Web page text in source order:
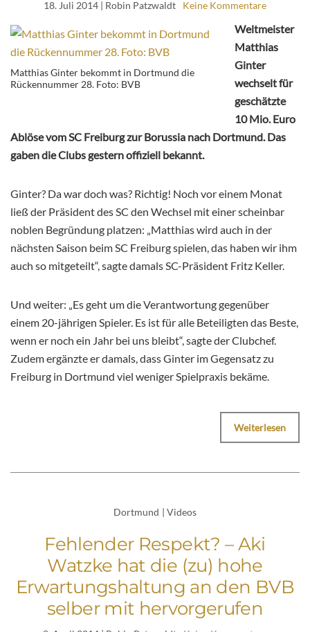
18. Juli 2014 | Robin Patzwaldt Keine Kommentare
Matthias Ginter bekommt in Dortmund die
Rückennummer 28. Foto: BVB
Weltmeister
Matthias
Ginter
wechselt für
geschätzte
10 Mio. Euro
Ablöse vom SC Freiburg zur Borussia nach Dortmund. Das
gaben die Clubs gestern offiziell bekannt.
Ginter? Da war doch was? Richtig! Noch vor einem Monat
ließ der Präsident des SC den Wechsel mit einer scheinbar
noblen Begründung platzen: „Matthias wird auch in der
nächsten Saison beim SC Freiburg spielen, das haben wir ihm
auch so mitgeteilt“, sagte damals SC-Präsident Fritz Keller.
Und weiter: „Es geht um die Verantwortung gegenüber
einem 20-jährigen Spieler. Es ist für alle Beteiligten das Beste,
wenn er noch ein Jahr bei uns bleibt“, sagte der Clubchef.
Zudem ergänzte er damals, dass Ginter im Gegensatz zu
Freiburg in Dortmund viel weniger Spielpraxis bekäme.
Weiterlesen
Dortmund | Videos
Fehlender Respekt? – Aki
Watzke hat die (zu) hohe
Erwartungshaltung an den BVB
selber mit hervorgerufen